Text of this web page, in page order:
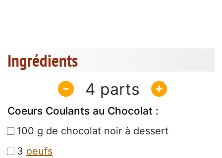
Ingrédients
4
Coeurs Coulants au Chocolat :
100 g de chocolat noir à dessert
3 oeufs